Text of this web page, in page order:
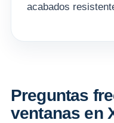
acabados
Preguntas
ventanas en